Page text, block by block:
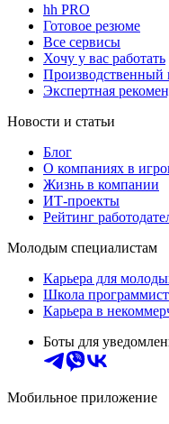
hh PRO
Готовое резюме
Все сервисы
Хочу у вас работать
Производственный
Экспертная
Новости и статьи
Блог
О компаниях в
Жизнь в компании
ИТ-проекты
Рейтинг
Молодым специалистам
Карьера для
Школа
Карьера в
Боты для
Мобильное приложение